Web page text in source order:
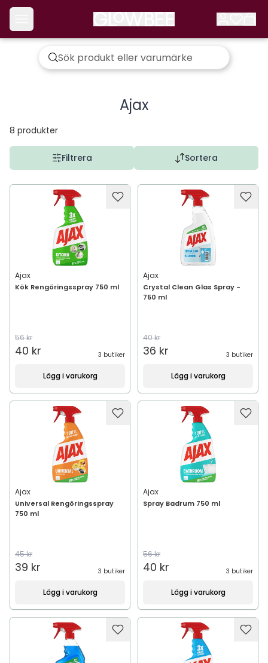
Ajax
8 produkter
Filtrera Sortera
Ajax
Kök Rengöringsspray 750 ml
56 kr
40 kr 3 butiker
Lägg i varukorg
Ajax
Crystal Clean Glas Spray -
750 ml
40 kr
36 kr 3 butiker
Lägg i varukorg
Ajax
Universal Rengöringsspray
750 ml
45 kr
39 kr 3 butiker
Lägg i varukorg
Ajax
Spray Badrum 750 ml
56 kr
40 kr 3 butiker
Lägg i varukorg